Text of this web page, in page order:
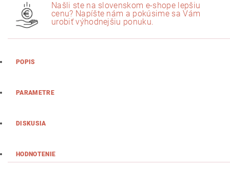
Našli ste na slovenskom e-shope lepšiu
cenu? Napíšte nám a pokúsime sa Vám
urobiť výhodnejšiu ponuku.
POPIS
PARAMETRE
DISKUSIA
HODNOTENIE